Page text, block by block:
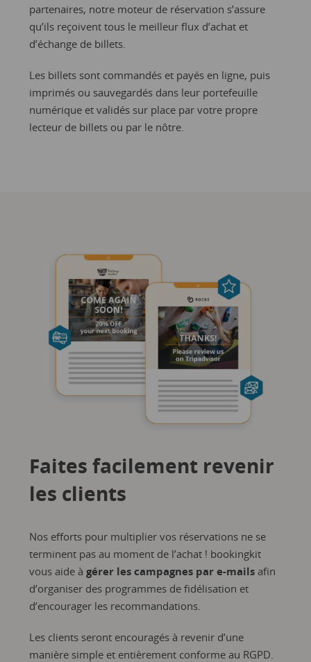
partenaires, notre moteur de réservation s’assure
qu’ils reçoivent tous le meilleur flux d’achat et
d’échange de billets.
Les billets sont commandés et payés en ligne, puis
imprimés ou sauvegardés dans leur portefeuille
numérique et validés sur place par votre propre
lecteur de billets ou par le nôtre.
Faites facilement revenir
les clients
Nos efforts pour multiplier vos réservations ne se
terminent pas au moment de l’achat ! bookingkit
vous aide à gérer les campagnes par e-mailsafin
d’organiser des programmes de fidélisation et
d’encourager les recommandations.
Les clients seront encouragés à revenir d’une
manière simple et entièrement conforme au RGPD.